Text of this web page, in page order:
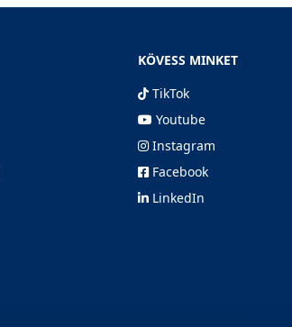
KÖVESS MINKET
TikTok
Youtube
Instagram
Facebook
LinkedIn